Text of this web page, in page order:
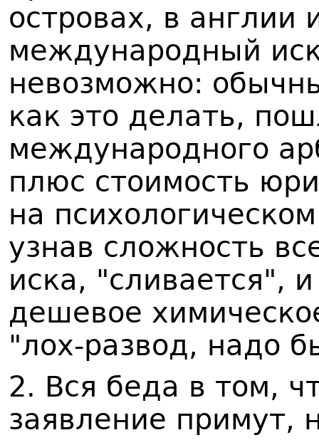
островах, в англии
международный
невозможно:
как это делать,
международного
плюс стоимость
на
узнав сложность
иска, "сливается",
дешевое
"лох-развод, надо
2. Вся беда в том,
заявление примут,